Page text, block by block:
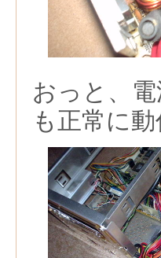
おっと、
も正常に